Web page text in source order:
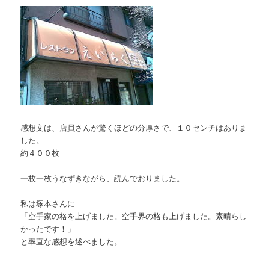
感想文は、店員さんが驚くほどの分厚さで、１０センチはありま
した。
約４００枚
一枚一枚うなずきながら、読んでおりました。
私は塚本さんに
「空手家の格を上げました。空手界の格も上げました。素晴らし
かったです！」
と率直な感想を述べました。